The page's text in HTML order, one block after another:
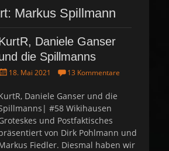
Markus Spillmann
Daniele Ganser
die Spillmanns
P
o
18. Mai 2021 13 Kommentare
Daniele Ganser und die
#58 Wikihausen
und Postfaktisches
von Dirk Pohlmann und
Fiedler. Diesmal haben wir